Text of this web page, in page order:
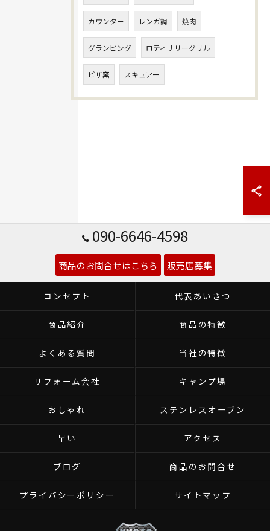
カウンター レンガ調 焼肉
グランピング ロティサリーグリル
ピザ窯 スキュアー
090-6646-4598
商品のお問合せはこちら 販売店募集
コンセプト 代表あいさつ
商品紹介 商品の特徴
よくある質問 当社の特徴
リフォーム会社 キャンプ場
おしゃれ ステンレスオーブン
早い アクセス
ブログ 商品のお問合せ
プライバシーポリシー サイトマップ